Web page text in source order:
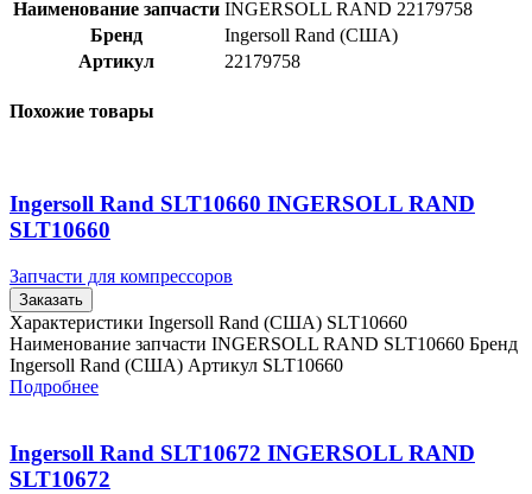
Наименование запчасти INGERSOLL RAND 22179758
Бренд
Ingersoll Rand (США)
Артикул
22179758
Похожие товары
Ingersoll Rand SLT10660 INGERSOLL RAND
SLT10660
Запчасти для компрессоров
Заказать
Характеристики Ingersoll Rand (США) SLT10660
Наименование запчасти INGERSOLL RAND SLT10660 Бренд
Ingersoll Rand (США) Артикул SLT10660
Подробнее
Ingersoll Rand SLT10672 INGERSOLL RAND
SLT10672